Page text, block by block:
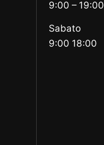
9:00 – 19:00
Sabato
9:00 18:00